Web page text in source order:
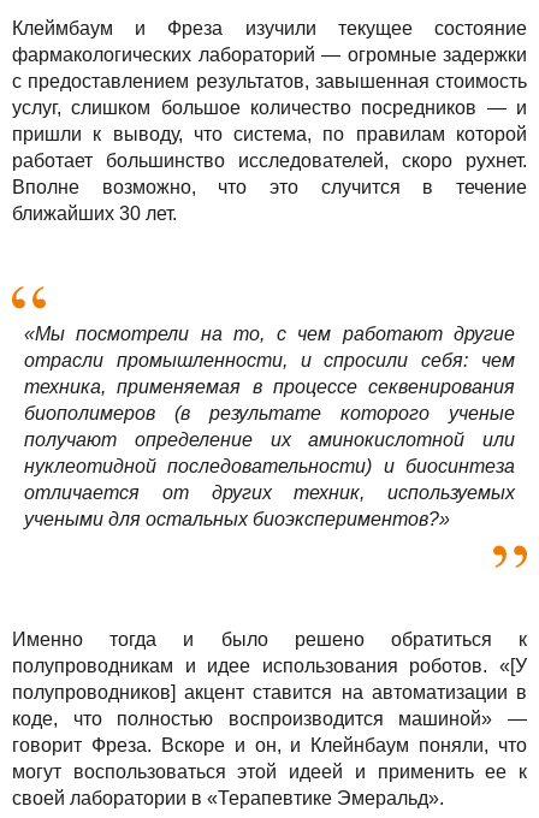
Клеймбаум и Фреза изучили текущее состояние
фармакологических лабораторий — огромные задержки
с предоставлением результатов, завышенная стоимость
услуг, слишком большое количество посредников — и
пришли к выводу, что система, по правилам которой
работает большинство исследователей, скоро рухнет.
Вполне возможно, что это случится в течение
ближайших 30 лет.
«Мы посмотрели на то, с чем работают другие
отрасли промышленности, и спросили себя: чем
техника, применяемая в процессе секвенирования
биополимеров (в результате которого ученые
получают определение их аминокислотной или
нуклеотидной последовательности) и биосинтеза
отличается от других техник, используемых
учеными для остальных биоэкспериментов?»
Именно тогда и было решено обратиться к
полупроводникам и идее использования роботов. «[У
полупроводников] акцент ставится на автоматизации в
коде, что полностью воспроизводится машиной» —
говорит Фреза. Вскоре и он, и Клейнбаум поняли, что
могут воспользоваться этой идеей и применить ее к
своей лаборатории в «Терапевтике Эмеральд».